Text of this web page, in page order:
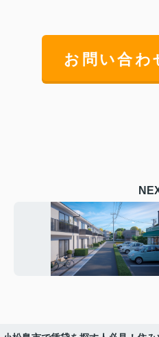
お問い合わ